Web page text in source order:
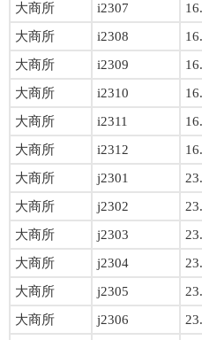
大商所
i2307
大商所
i2308
大商所
i2309
大商所
i2310
大商所
i2311
大商所
i2312
大商所
j2301
大商所
j2302
大商所
j2303
大商所
j2304
大商所
j2305
大商所
j2306